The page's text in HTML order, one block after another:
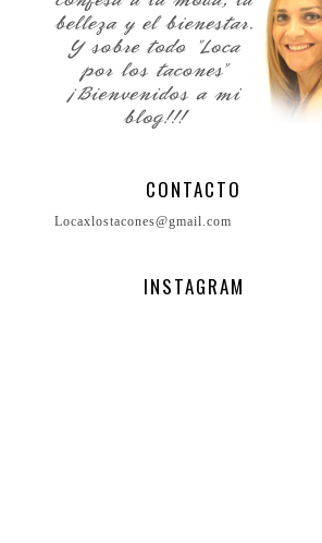
CONTACTO
Locaxlostacones@gmail.com
INSTAGRAM